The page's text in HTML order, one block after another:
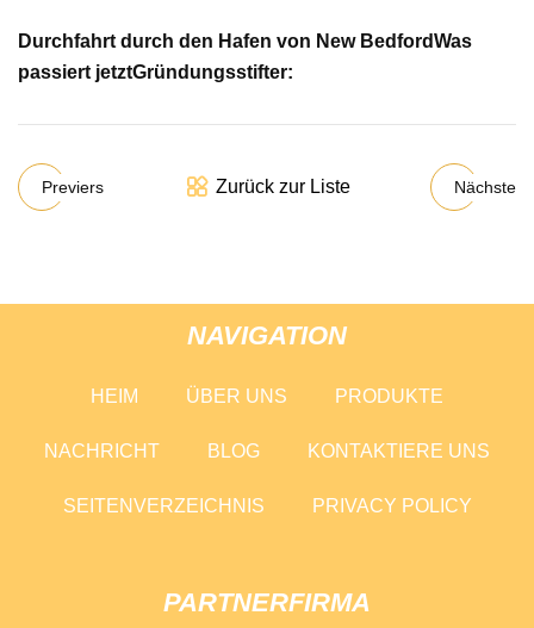
Durchfahrt durch den Hafen von New BedfordWas
passiert jetztGründungsstifter:
Previers Zurück zur Liste Nächste
NAVIGATION
HEIM ÜBER UNS PRODUKTE
NACHRICHT BLOG KONTAKTIERE UNS
SEITENVERZEICHNIS PRIVACY POLICY
PARTNERFIRMA